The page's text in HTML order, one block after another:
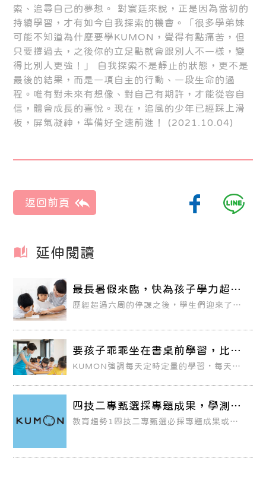
索、追尋自己的夢想。 對寰廷來說，正是因為當初的
持續學習，才有如今自我探索的機會。「很多學弟妹
可能不知道為什麼要學KUMON，覺得有點痛苦，但
只要撐過去，之後你的立足點就會跟別人不一樣，變
得比別人更強！」 自我探索不是靜止的狀態，更不是
最後的結果，而是一項自主的行動、一段生命的過
程。唯有對未來有想像、對自己有期許，才能從容自
信，體會成長的喜悅。現在，追風的少年已經踩上滑
板，屏氣凝神，準備好全速前進！ (2021.10.04)
延伸閱讀
最長暑假來臨，快為孩子學力超前
部署！
歷經超過六周的停課之後，學生們迎來了漫
堂上的紙筆測驗，孩子的能力看不到具體的
就怕孩子上網課的效果不好、吸收程度有
限，再加上暑假緊接著來臨了，孩子的學習
會不會大大落後他人？萬一課業跟不上，那
該怎麼辦？
要孩子乖乖坐在書桌前學習，比中
大獎還困難？
KUMON強調每天定時定量的學習，每天即
四技二專甄選採專題成果，學測考
題生活化
教育趨勢1四技二專甄選必採專題成果或實